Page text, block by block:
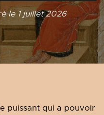
le 1 juillet 2026
puissant qui a pouvoir